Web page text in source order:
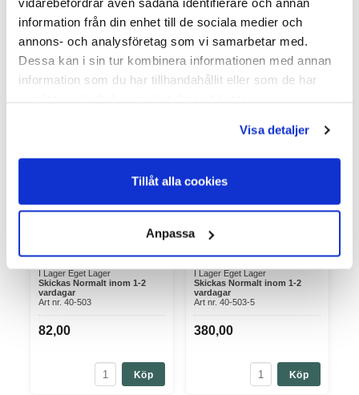
information från din enhet till de sociala medier och
annons- och analysföretag som vi samarbetar med.
Dessa kan i sin tur kombinera informationen med annan
information som du har tillhandahållit eller som de har
Visa detaljer
Tillåt alla cookies
Anpassa
Desinfektionsmedel
Virkon S 50 gr -
Effektivt desinfektionsmedel f...
I Lager Eget Lager
Skickas Normalt inom 1-2
vardagar
Art nr. 40-503
82,00
Köp
Desinfektionsmedel 5-
pack
Virkon S 50 gr -
packVirkon™ S – Effektivt
desinfektions...
I Lager Eget Lager
Skickas Normalt inom 1-2
vardagar
Art nr. 40-503-5
380,00
Köp